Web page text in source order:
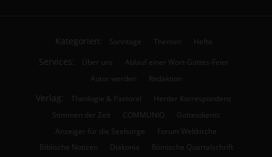
Kategorien: Sonntage Themen Hefte
Services: Über uns
Ablauf einer Wort-Gottes-Feier
Autor werden
Redaktion
Verlag: Theologie & Pastoral
Herder Korrespondenz
Stimmen der Zeit
COMMUNIO
Gottesdienst
Anzeiger für die Seelsorge
Forum Weltkirche
Biblische Notizen
Diakonia Römische Quartalschrift